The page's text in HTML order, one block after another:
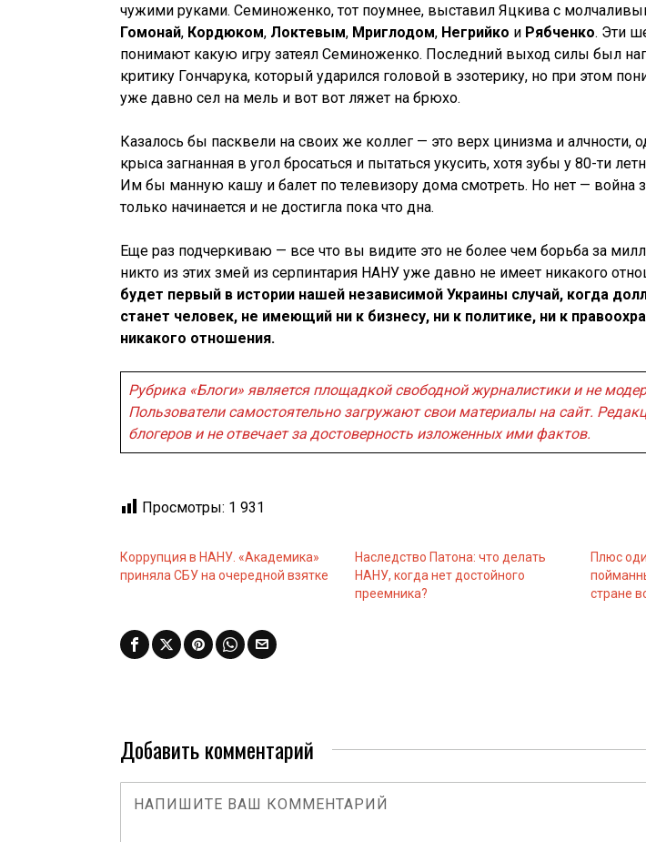
чужими руками. Семиноженко, тот поумнее, выставил Яцкива с
Гомонай, Кордюком, Локтевым, Мриглодом, Негрийко и Рябченко. Эти
понимают какую игру затеял Семиноженко. Последний выход силы был
критику Гончарука, который ударился головой в эзотерику, но при этом
уже давно сел на мель и вот вот ляжет на брюхо.
Казалось бы пасквели на своих же коллег — это верх цинизма и алчности,
крыса загнанная в угол бросаться и пытаться укусить, хотя зубы у 80-ти
Им бы манную кашу и балет по телевизору дома смотреть. Но нет — война
только начинается и не достигла пока что дна.
Еще раз подчеркиваю — все что вы видите это не более чем борьба за
никто из этих змей из серпинтария НАНУ уже давно не имеет никакого
будет первый в истории нашей независимой Украины случай, когда
станет человек, не имеющий ни к бизнесу, ни к политике, ни к
никакого отношения.
Рубрика «Блоги» является площадкой свободной журналистики и не
Пользователи самостоятельно загружают свои материалы на сайт.
блогеров и не отвечает за достоверность изложенных ими фактов.
Просмотры: 1 931
Коррупция в НАНУ. «Академика»
приняла СБУ на очередной взятке
Наследство Патона: что делать
НАНУ, когда нет достойного
преемника?
Плюс
стране
Добавить комментарий